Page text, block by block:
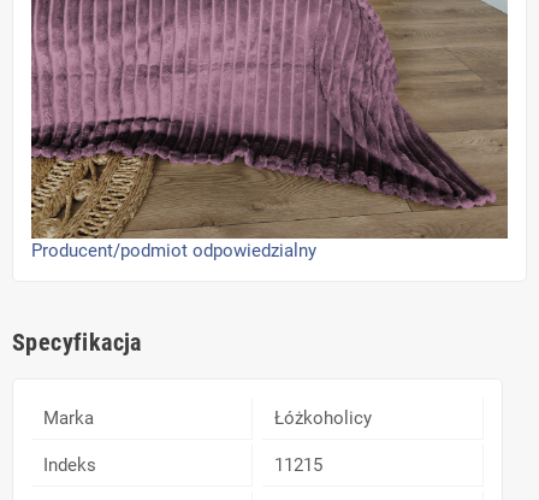
Producent/podmiot odpowiedzialny
Specyfikacja
Marka Łóżkoholicy
Indeks 11215